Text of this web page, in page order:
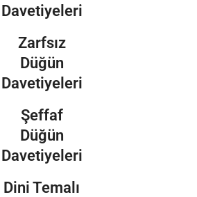
Davetiyeleri
Zarfsız
Düğün
Davetiyeleri
Şeffaf
Düğün
Davetiyeleri
Dini Temalı